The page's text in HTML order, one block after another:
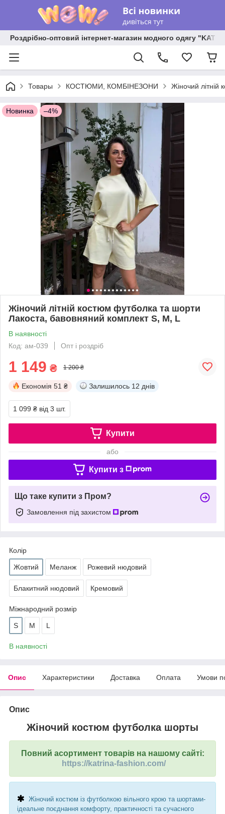
Роздрібно-оптовий інтернет-магазин модного одягу
Товары КОСТЮМИ, КОМБІНЕЗОНИ Жіночий
Новинка –4%
Жіночий літній костюм футболка та шорти
Лакоста, бавовняний комплект S, M, L
В наявності
Код: ам-039
Опт і роздріб
1 149 ₴ 1 200 ₴
Економія 51 ₴ Залишилось 12 днів
1 099 ₴ від 3 шт.
Купити
або
Купити з
Що таке купити з Пром?
Замовлення під захистом
Колір
Жовтий Меланж Рожевий нюдовий
Блакитний нюдовий Кремовий
Міжнародний розмір
S M L
В наявності
Опис Характеристики Доставка Оплата Умови
Опис
Жіночий костюм футболка шорты
Повний асортимент товарів на нашому сайті:
https://katrina-fashion.com/
Жіночий костюм із футболкою вільного крою та шортами-
ідеальне поєднання комфорту, практичності та сучасного